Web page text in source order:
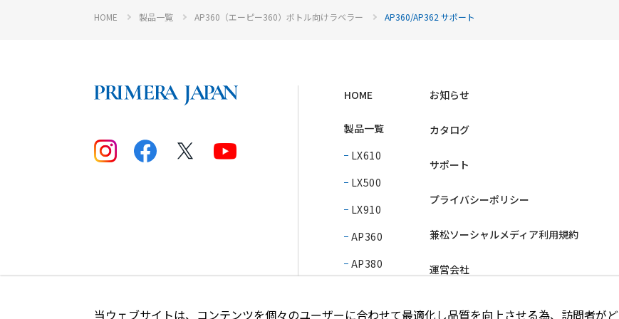
HOME 製品一覧 AP360（エーピー360）ボトル向けラベラー AP360/AP362 サポート
HOME
製品一覧
LX610
LX500
LX910
AP360
AP380
お知らせ
カタログ
サポート
プライバシーポリシー
兼松ソーシャルメディア利用規約
運営会社
当ウェブサイトは、コンテンツを個々のユーザーに合わせて最適化し品質を向上させる為、訪問者がど